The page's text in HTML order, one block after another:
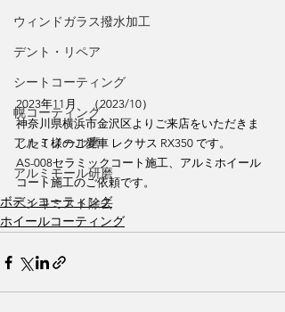
ウィンドガラス撥水加工
デント・リペア
シートコーティング
幌コーティング
アルミノール磨
アルミモール研磨
ペンキミスト除去
2023年11月　（2023/10）
神奈川県横浜市金沢区よりご来店をいただきま
したＴ様のご愛車 レクサス RX350 です。
AS-008セラミックコート施工、アルミホイール
コート施工のご依頼です。
ボディコーティング
ホイールコーティング